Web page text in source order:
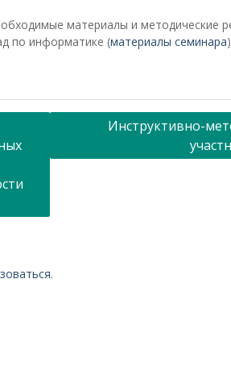
материалы и методические
по информатике (материалы семинара
Инструктивно-
.